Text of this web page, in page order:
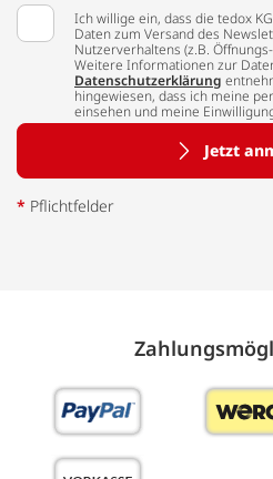
Ich willige ein, dass die tedox
Daten zum Versand des
Nutzerverhaltens (z.B.
Weitere Informationen zur
Datenschutzerklärung
hingewiesen, dass ich meine
einsehen und meine
Jetzt
* Pflichtfelder